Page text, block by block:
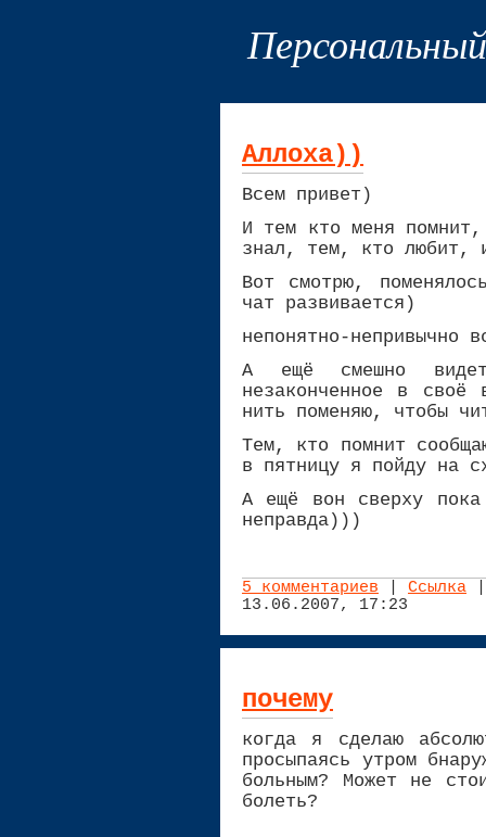
Аллоха))
Всем привет)
И тем кто меня
знал, тем, кто любит,
Вот смотрю,
чат развивается)
непонятно-непривычно
А ещё смешно
незаконченное в
нить поменяю, чтобы
Тем, кто помнит
в пятницу я пойду на
А ещё вон сверху
неправда)))
5 комментариев Ссылка
13.06.2007, 17:23
почему
когда я сделаю
просыпаясь утром
больным? Может не
болеть?